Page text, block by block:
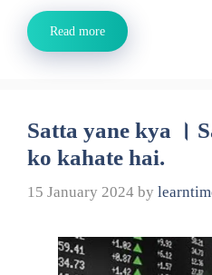
Read more
Satta yane kya ।
ko kahate hai.
15 January 2024 by